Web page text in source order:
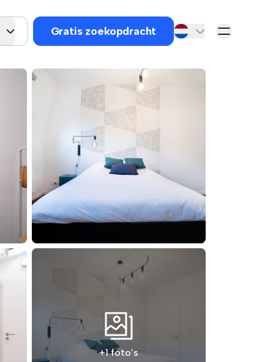
Gratis zoekopdracht
+1 foto's